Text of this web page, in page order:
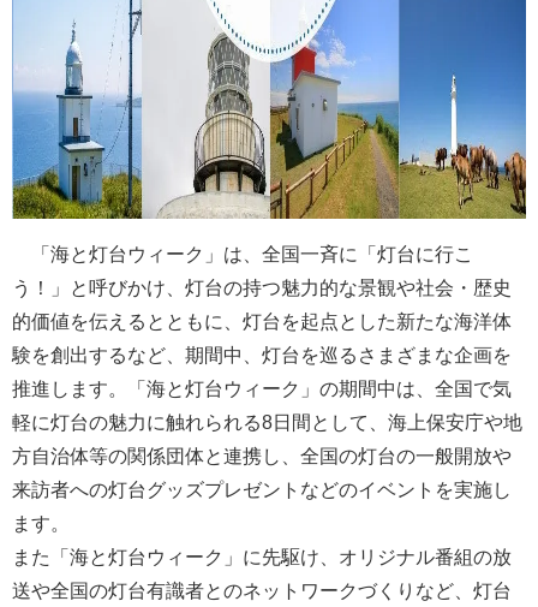
「海と灯台ウィーク」は、全国一斉に「灯台に行こ
う！」と呼びかけ、灯台の持つ魅力的な景観や社会・歴史
的価値を伝えるとともに、灯台を起点とした新たな海洋体
験を創出するなど、期間中、灯台を巡るさまざまな企画を
推進します。「海と灯台ウィーク」の期間中は、全国で気
軽に灯台の魅力に触れられる8日間として、海上保安庁や地
方自治体等の関係団体と連携し、全国の灯台の一般開放や
来訪者への灯台グッズプレゼントなどのイベントを実施し
ます。
また「海と灯台ウィーク」に先駆け、オリジナル番組の放
送や全国の灯台有識者とのネットワークづくりなど、灯台